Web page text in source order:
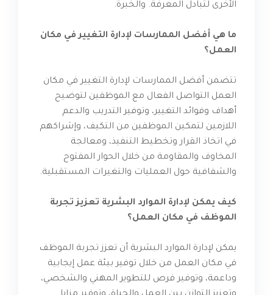
الأخرى لتبادل المعرفة. والخبرة.
ما هي أفضل الممارسات لإدارة التغيير في مكان
العمل؟
تتضمن أفضل الممارسات لإدارة التغيير في مكان
العمل التواصل الفعال مع الموظفين لتوضيح
أهداف وفوائد التغيير، وتوفير التدريب والدعم
اللازمين لتمكين الموظفين من التكيف، وإشراكهم
في اتخاذ القرار وتخطيط التنفيذ، ومعالجة
المخاوف والمقاومة من خلال الحوار المفتوح
والشفافية حول العمليات والتغيرات المستقبلية.
كيف يمكن لإدارة الموارد البشرية تعزيز تجربة
الموظف في مكان العمل؟
يمكن لإدارة الموارد البشرية أن تعزز تجربة الموظف
في مكان العمل من خلال توفير بيئة عمل إيجابية
وداعمة، وتوفير فرص للتطوير المهني والشخصي،